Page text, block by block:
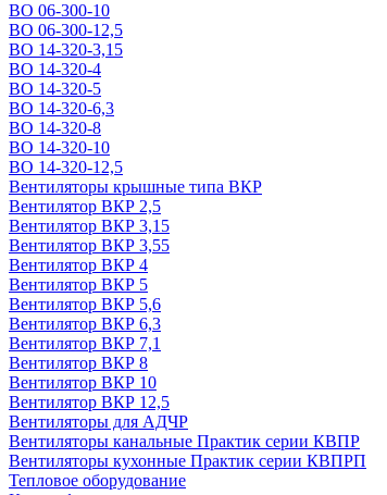
ВО 06-300-10
ВО 06-300-12,5
ВО 14-320-3,15
ВО 14-320-4
ВО 14-320-5
ВО 14-320-6,3
ВО 14-320-8
ВО 14-320-10
ВО 14-320-12,5
Вентиляторы крышные типа ВКР
Вентилятор ВКР 2,5
Вентилятор ВКР 3,15
Вентилятор ВКР 3,55
Вентилятор ВКР 4
Вентилятор ВКР 5
Вентилятор ВКР 5,6
Вентилятор ВКР 6,3
Вентилятор ВКР 7,1
Вентилятор ВКР 8
Вентилятор ВКР 10
Вентилятор ВКР 12,5
Вентиляторы для АДЧР
Вентиляторы канальные Практик серии КВПР
Вентиляторы кухонные Практик серии КВПРП
Тепловое оборудование